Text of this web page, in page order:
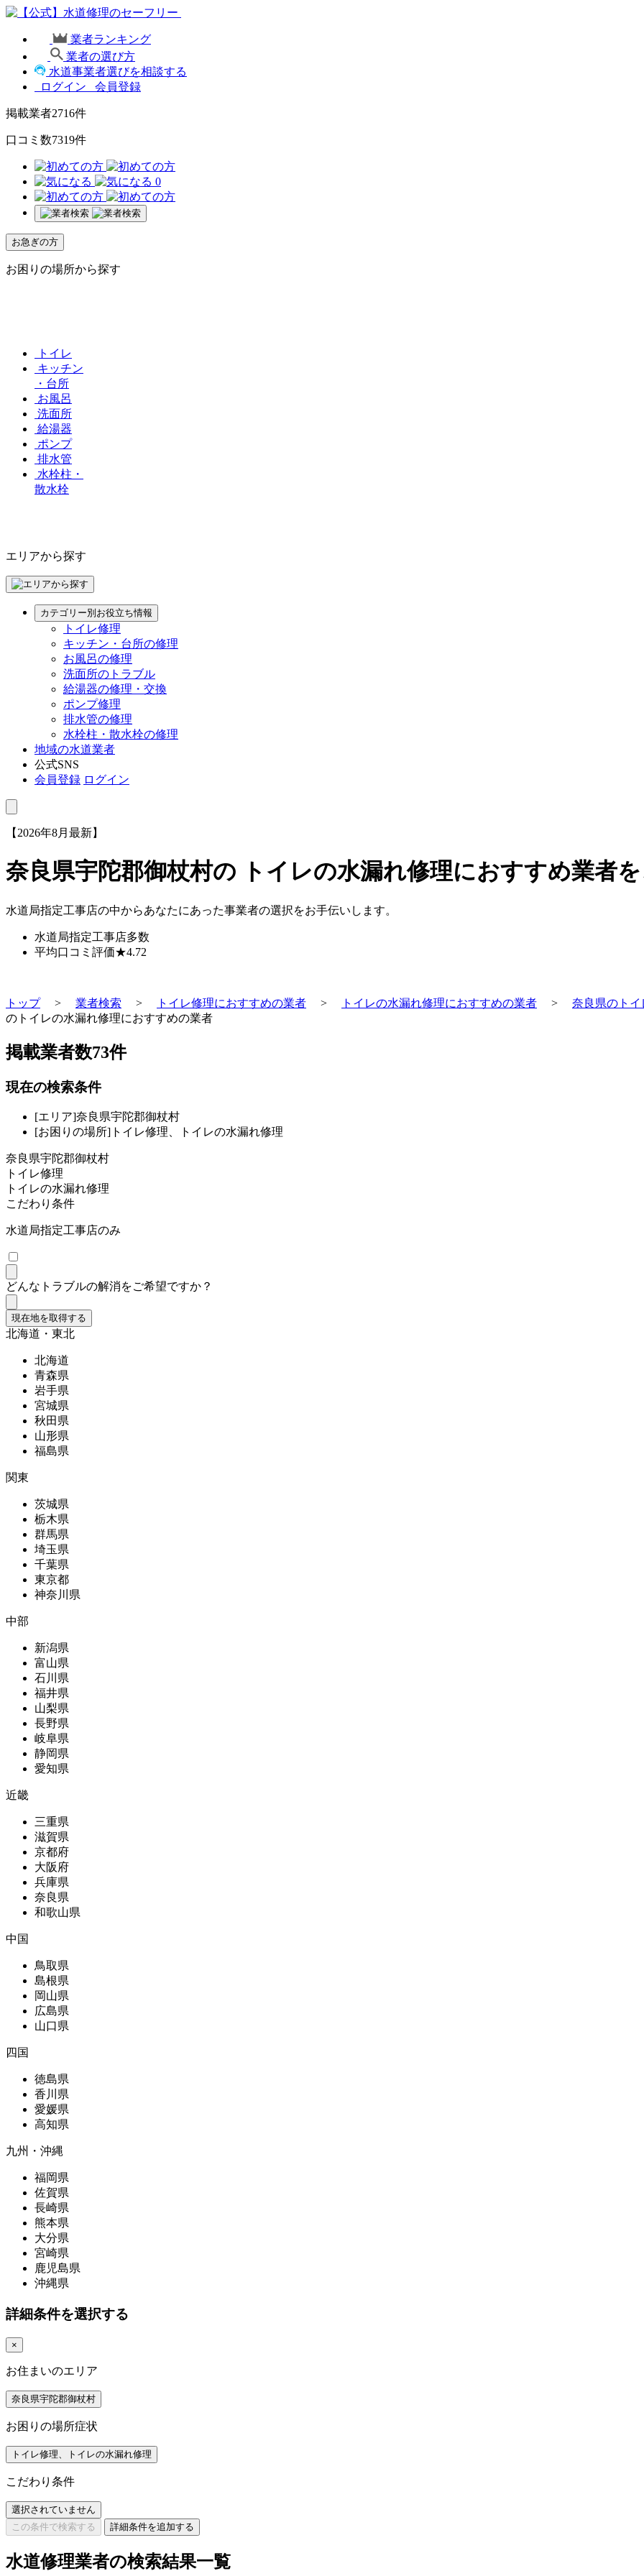
業者ランキング
業者の選び方
水道事業者選びを相談する
ログイン
会員登録
掲載業者2716件
口コミ数7319件
0
お急ぎの方
お困りの場所から探す
トイレ
キッチン
・台所
お風呂
洗面所
給湯器
ポンプ
排水管
水栓柱・
散水栓
エリアから探す
カテゴリー別お役立ち情報
トイレ修理
キッチン・台所の修理
お風呂の修理
洗面所のトラブル
給湯器の修理・交換
ポンプ修理
排水管の修理
水栓柱・散水栓の修理
地域の水道業者
公式SNS
会員登録 ログイン
【2026年8月最新】
奈良県宇陀郡御杖村の トイレの水漏れ修理におすすめ業者
水道局指定工事店の中からあなたにあった事業者の選択をお手伝いします。
水道局指定工事店多数
平均口コミ評価★4.72
トップ> 業者検索 > トイレ修理におすすめの業者 > トイレの水漏れ修理におすすめの業者 > 奈良県のト
のトイレの水漏れ修理におすすめの業者
掲載業者数73件
現在の検索条件
[エリア]奈良県宇陀郡御杖村
[お困りの場所]トイレ修理、トイレの水漏れ修理
奈良県宇陀郡御杖村
トイレ修理
トイレの水漏れ修理
こだわり条件
水道局指定工事店のみ
どんなトラブルの解消をご希望ですか？
現在地を取得する
北海道・東北
北海道
青森県
岩手県
宮城県
秋田県
山形県
福島県
関東
茨城県
栃木県
群馬県
埼玉県
千葉県
東京都
神奈川県
中部
新潟県
富山県
石川県
福井県
山梨県
長野県
岐阜県
静岡県
愛知県
近畿
三重県
滋賀県
京都府
大阪府
兵庫県
奈良県
和歌山県
中国
鳥取県
島根県
岡山県
広島県
山口県
四国
徳島県
香川県
愛媛県
高知県
九州・沖縄
福岡県
佐賀県
長崎県
熊本県
大分県
宮崎県
鹿児島県
沖縄県
詳細条件を選択する
×
お住まいのエリア
奈良県宇陀郡御杖村
お困りの場所症状
トイレ修理、トイレの水漏れ修理
こだわり条件
選択されていません
この条件で検索する
詳細条件を追加する
水道修理業者の検索結果一覧